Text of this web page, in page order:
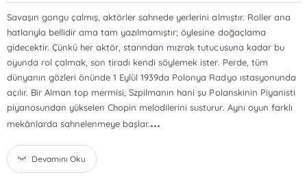
Savaşın gongu çalmış, aktörler sahnede yerlerini almıştır. Roller ana
hatlarıyla bellidir ama tam yazılmamıştır; öylesine doğaçlama
gidecektir. Çünkü her aktör, starından mızrak tutucusuna kadar bu
oyunda rol çalmak, son tiradı kendi söylemek ister. Perde, tüm
dünyanın gözleri önünde 1 Eylül 1939da Polonya Radyo ıstasyonunda
açılır. Bir Alman top mermisi, Szpilmanın hani şu Polanskinin Piyanisti
piyanosundan yükselen Chopin melodilerini susturur. Aynı oyun farklı
mekânlarda sahnelenmeye başlar....
Devamını Oku